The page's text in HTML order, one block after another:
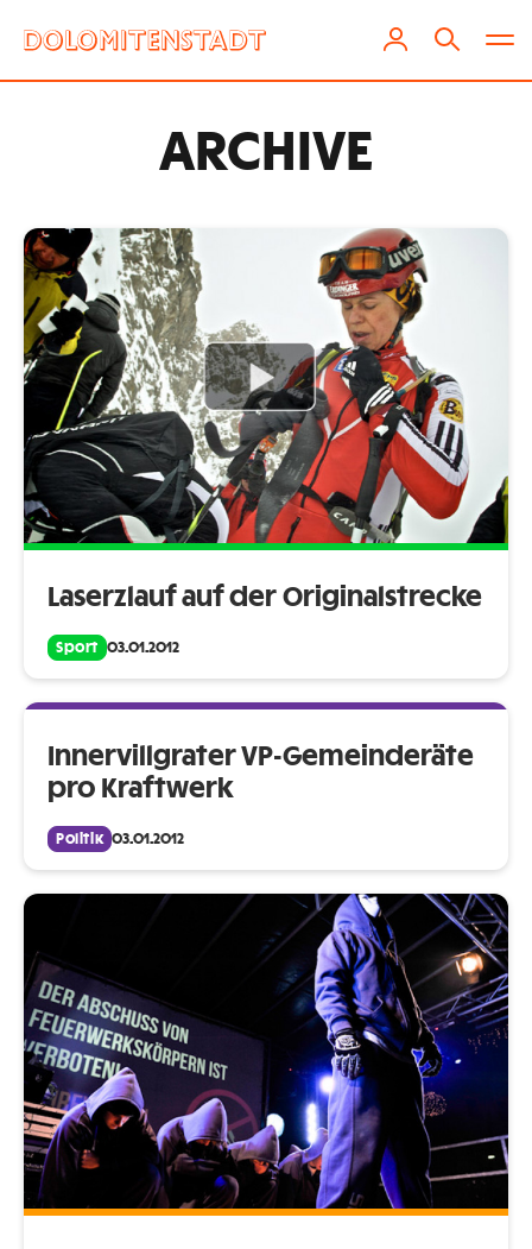
ARCHIVE
Laserzlauf auf der Originalstrecke
Sport 03.01.2012
Innervillgrater VP-Gemeinderäte
pro Kraftwerk
Politik 03.01.2012